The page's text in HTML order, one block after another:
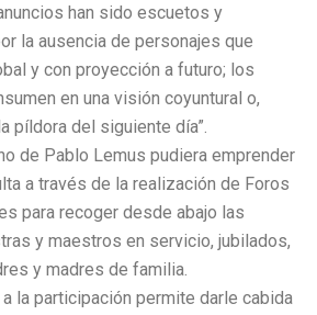
han sido escuetos y
la ausencia de personajes que
y con proyección a futuro; los
en una visión coyuntural o,
píldora del siguiente día”.
de Pablo Lemus pudiera emprender
a través de la realización de Foros
para recoger desde abajo las
y maestros en servicio, jubilados,
y madres de familia.
la participación permite darle cabida